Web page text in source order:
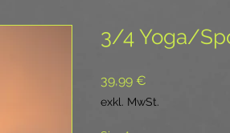
3/4 Yoga/
39,99 €
exkl. MwSt.